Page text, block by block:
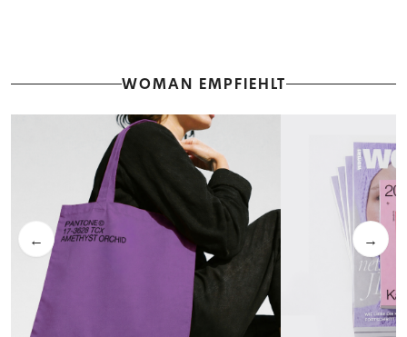
WOMAN EMPFIEHLT
← →